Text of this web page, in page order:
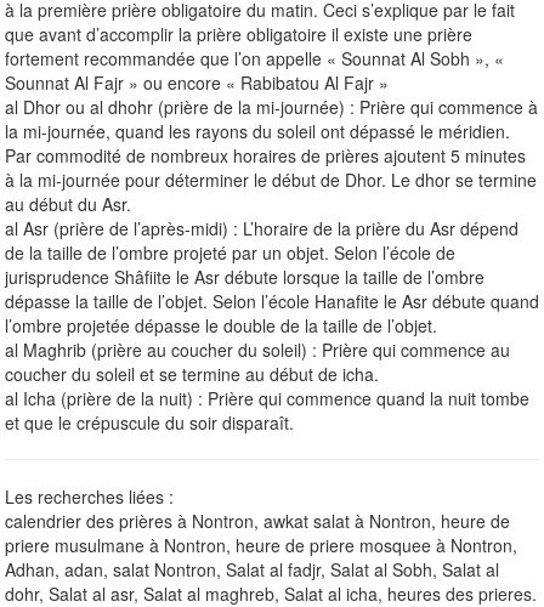
à la première prière obligatoire du matin. Ceci s’explique par le fait
que avant d’accomplir la prière obligatoire il existe une prière
fortement recommandée que l’on appelle « Sounnat Al Sobh », «
Sounnat Al Fajr » ou encore « Rabibatou Al Fajr »
al Dhor ou al dhohr (prière de la mi-journée) : Prière qui commence à
la mi-journée, quand les rayons du soleil ont dépassé le méridien.
Par commodité de nombreux horaires de prières ajoutent 5 minutes
à la mi-journée pour déterminer le début de Dhor. Le dhor se termine
au début du Asr.
al Asr (prière de l’après-midi) : L’horaire de la prière du Asr dépend
de la taille de l’ombre projeté par un objet. Selon l’école de
jurisprudence Shâfiite le Asr débute lorsque la taille de l’ombre
dépasse la taille de l’objet. Selon l’école Hanafite le Asr débute quand
l’ombre projetée dépasse le double de la taille de l’objet.
al Maghrib (prière au coucher du soleil) : Prière qui commence au
coucher du soleil et se termine au début de icha.
al Icha (prière de la nuit) : Prière qui commence quand la nuit tombe
et que le crépuscule du soir disparaît.
Les recherches liées :
calendrier des prières à Nontron, awkat salat à Nontron, heure de
priere musulmane à Nontron, heure de priere mosquee à Nontron,
Adhan, adan, salat Nontron, Salat al fadjr, Salat al Sobh, Salat al
dohr, Salat al asr, Salat al maghreb, Salat al icha, heures des prieres.